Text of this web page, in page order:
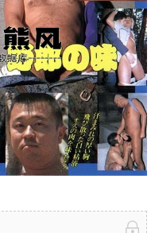
已有41人支付 登录